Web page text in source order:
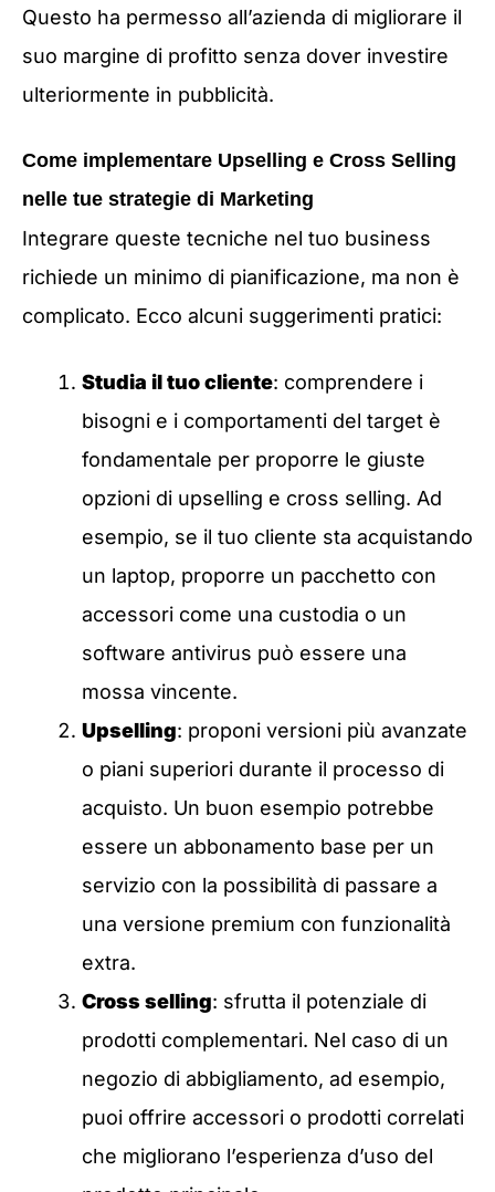
Questo ha permesso all’azienda di migliorare il
suo margine di profitto senza dover investire
ulteriormente in pubblicità.
Come implementare Upselling e Cross Selling
nelle tue strategie di Marketing
Integrare queste tecniche nel tuo business
richiede un minimo di pianificazione, ma non è
complicato. Ecco alcuni suggerimenti pratici:
Studia il tuo cliente: comprendere i
bisogni e i comportamenti del target è
fondamentale per proporre le giuste
opzioni di upselling e cross selling. Ad
esempio, se il tuo cliente sta acquistando
un laptop, proporre un pacchetto con
accessori come una custodia o un
software antivirus può essere una
mossa vincente.
Upselling: proponi versioni più avanzate
o piani superiori durante il processo di
acquisto. Un buon esempio potrebbe
essere un abbonamento base per un
servizio con la possibilità di passare a
una versione premium con funzionalità
extra.
Cross selling: sfrutta il potenziale di
prodotti complementari. Nel caso di un
negozio di abbigliamento, ad esempio,
puoi offrire accessori o prodotti correlati
che migliorano l’esperienza d’uso del